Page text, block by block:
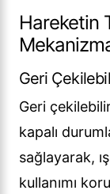
Hareketin
Geri
Geri
kapalı
sağlayarak,
kullanımı